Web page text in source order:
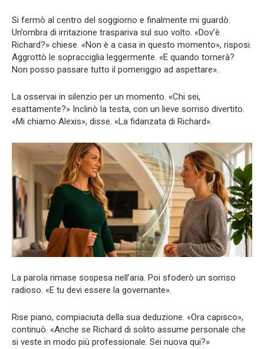
Si fermò al centro del soggiorno e finalmente mi guardò.
Un’ombra di irritazione traspariva sul suo volto. «Dov’è
Richard?» chiese. «Non è a casa in questo momento», risposi.
Aggrottò le sopracciglia leggermente. «E quando tornerà?
Non posso passare tutto il pomeriggio ad aspettare».
La osservai in silenzio per un momento. «Chi sei,
esattamente?» Inclinò la testa, con un lieve sorriso divertito.
«Mi chiamo Alexis», disse. «La fidanzata di Richard».
La parola rimase sospesa nell’aria. Poi sfoderò un sorriso
radioso. «E tu devi essere la governante».
Rise piano, compiaciuta della sua deduzione. «Ora capisco»,
continuò. «Anche se Richard di solito assume personale che
si veste in modo più professionale. Sei nuova qui?»